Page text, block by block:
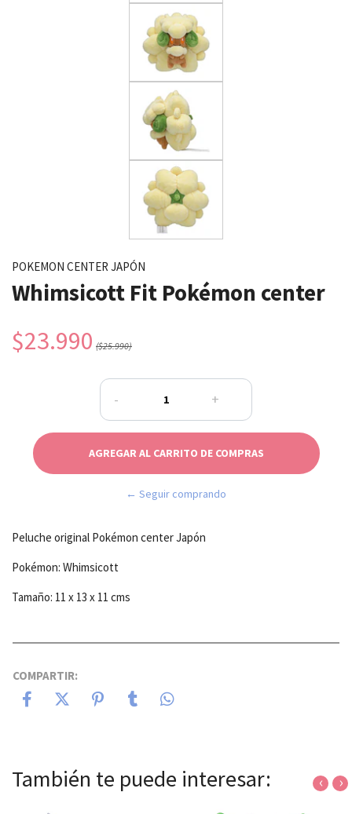
POKEMON CENTER JAPÓN
Whimsicott Fit Pokémon center
$23.990 ($25.990)
- +
← Seguir comprando
Peluche original Pokémon center Japón
Pokémon: Whimsicott
Tamaño: 11 x 13 x 11 cms
COMPARTIR:
También te puede interesar: ‹ ›